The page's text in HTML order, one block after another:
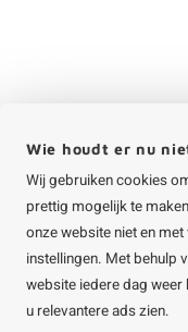
Wie houdt er nu
Wij gebruiken cookies
prettig mogelijk te
onze website niet en
instellingen. Met behulp
website iedere dag
u relevantere ads zien.